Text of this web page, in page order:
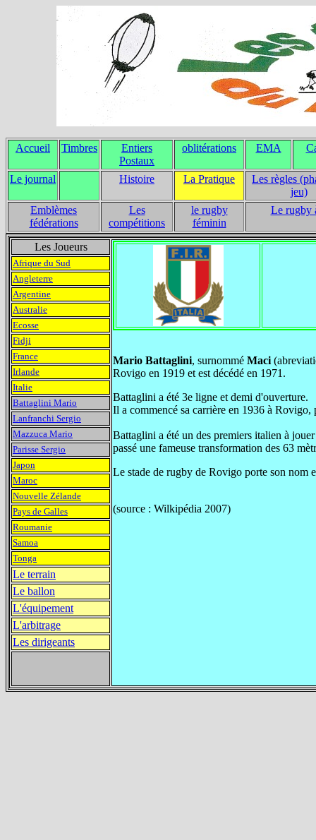
Accueil Timbres
Entiers
Postaux
oblitérations EMA
Le journal Histoire La Pratique
Les règles
jeu)
Emblèmes
fédérations
Les
compétitions
le rugby
féminin
Le rugby
Les Joueurs
Mario Battaglini, surnommé Maci
Rovigo en 1919 et est décédé en 1971.
Battaglini a été 3e ligne et demi d'ouverture.
Il a commencé sa carrière en 1936 à
Battaglini a été un des premiers italien à
passé une fameuse transformation des 63
Le stade de rugby de Rovigo porte son nom
(source : Wilkipédia 2007)
Afrique du Sud
Angleterre
Argentine
Australie
Ecosse
Fidji
France
Irlande
Italie
Battaglini Mario
Lanfranchi Sergio
Mazzuca Mario
Parisse Sergio
Japon
Maroc
Nouvelle Zélande
Pays de Galles
Roumanie
Samoa
Tonga
Le terrain
Le ballon
L'équipement
L'arbitrage
Les dirigeants